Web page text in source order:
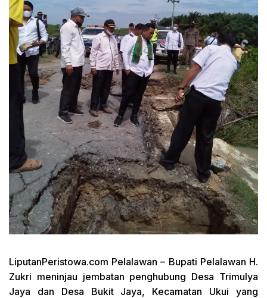
LiputanPeristowa.com Pelalawan – Bupati Pelalawan H.
Zukri meninjau jembatan penghubung Desa Trimulya
Jaya dan Desa Bukit Jaya, Kecamatan Ukui yang